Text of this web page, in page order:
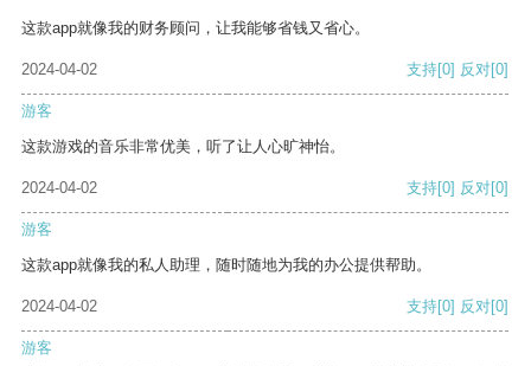
这款app就像我的财务顾问，让我能够省钱又省心。
2024-04-02 支持[0] 反对[0]
游客
这款游戏的音乐非常优美，听了让人心旷神怡。
2024-04-02 支持[0] 反对[0]
游客
这款app就像我的私人助理，随时随地为我的办公提供帮助。
2024-04-02 支持[0] 反对[0]
游客